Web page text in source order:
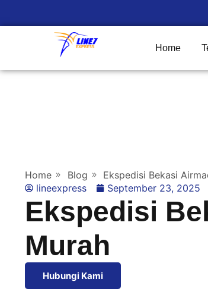
Home
Home Blog
Ekspedisi Bekasi
lineexpress
September 23, 2025
Ekspedisi
Murah
Hubungi Kami